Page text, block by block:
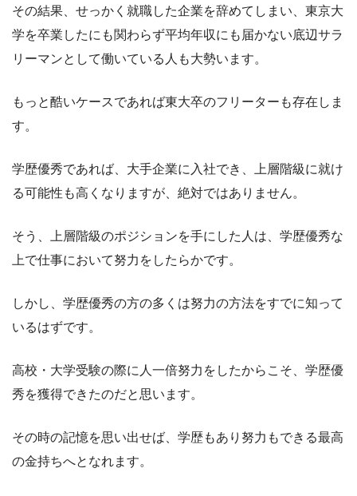
その結果、せっかく就職した企業を辞めてしまい、東京大
学を卒業したにも関わらず平均年収にも届かない底辺サラ
リーマンとして働いている人も大勢います。
もっと酷いケースであれば東大卒のフリーターも存在しま
す。
学歴優秀であれば、大手企業に入社でき、上層階級に就け
る可能性も高くなりますが、絶対ではありません。
そう、上層階級のポジションを手にした人は、学歴優秀な
上で仕事において努力をしたらかです。
しかし、学歴優秀の方の多くは努力の方法をすでに知って
いるはずです。
高校・大学受験の際に人一倍努力をしたからこそ、学歴優
秀を獲得できたのだと思います。
その時の記憶を思い出せば、学歴もあり努力もできる最高
の金持ちへとなれます。